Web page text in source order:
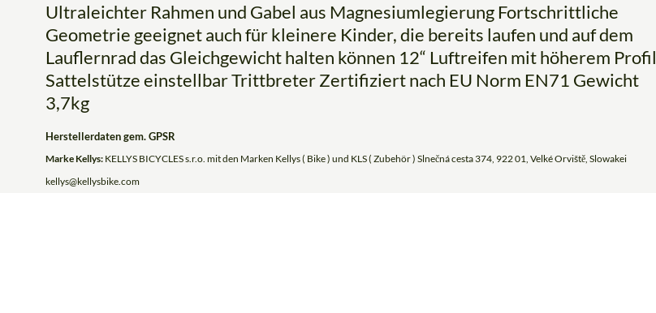
Ultraleichter Rahmen und Gabel aus Magnesiumlegierung Fortschrittliche
Geometrie geeignet auch für kleinere Kinder, die bereits laufen und auf dem
Lauflernrad das Gleichgewicht halten können 12“ Luftreifen mit höherem Profil
Sattelstütze einstellbar Trittbreter Zertifiziert nach EU Norm EN71 Gewicht
3,7kg
Herstellerdaten gem. GPSR
Marke Kellys: KELLYS BICYCLES s.r.o. mit den Marken Kellys ( Bike ) und KLS ( Zubehör ) Slnečná cesta 374, 922 01, Velké Orviště, Slowakei
kellys@kellysbike.com